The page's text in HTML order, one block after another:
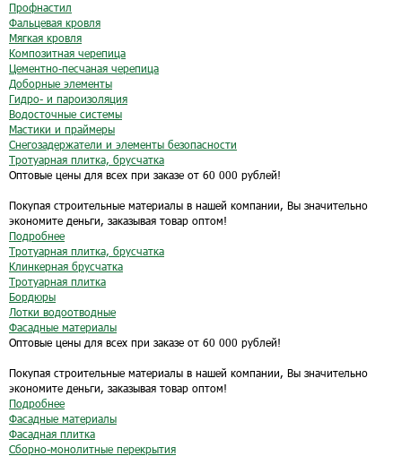
Профнастил
Фальцевая кровля
Мягкая кровля
Композитная черепица
Цементно-песчаная черепица
Доборные элементы
Гидро- и пароизоляция
Водосточные системы
Мастики и праймеры
Снегозадержатели и элементы безопасности
Тротуарная плитка, брусчатка
Оптовые цены для всех при заказе от 60 000 рублей!
Покупая строительные материалы в нашей компании, Вы значительно
экономите деньги, заказывая товар оптом!
Подробнее
Тротуарная плитка, брусчатка
Клинкерная брусчатка
Тротуарная плитка
Бордюры
Лотки водоотводные
Фасадные материалы
Оптовые цены для всех при заказе от 60 000 рублей!
Покупая строительные материалы в нашей компании, Вы значительно
экономите деньги, заказывая товар оптом!
Подробнее
Фасадные материалы
Фасадная плитка
Сборно-монолитные перекрытия